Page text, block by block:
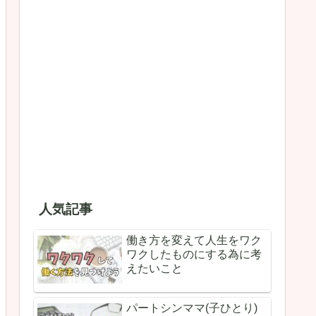
人気記事
働き方を変えて人生をワク
ワクしたものにする為に考
えたいこと
パートシンママ(子ひとり)